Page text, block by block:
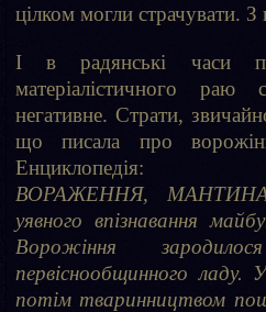
цілком могли страчувати. З
І в радянські часи
матеріалістичного раю
негативне. Страти,
що писала про
Енциклопедія:
ВОРАЖЕННЯ, МАНТИНА,
уявного впізнавання
Ворожіння
первіснообщинного ладу.
потім тваринництвом